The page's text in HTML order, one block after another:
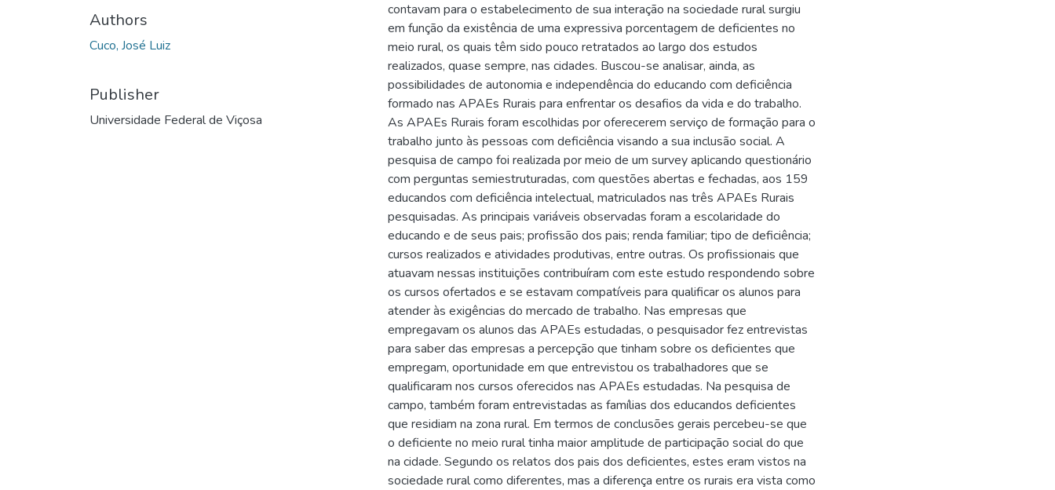
Authors
Cuco, José Luiz
Publisher
Universidade Federal de Viçosa
contavam para o estabelecimento de sua interação na sociedade rural surgiu
em função da existência de uma expressiva porcentagem de deficientes no
meio rural, os quais têm sido pouco retratados ao largo dos estudos
realizados, quase sempre, nas cidades. Buscou-se analisar, ainda, as
possibilidades de autonomia e independência do educando com deficiência
formado nas APAEs Rurais para enfrentar os desafios da vida e do trabalho.
As APAEs Rurais foram escolhidas por oferecerem serviço de formação para o
trabalho junto às pessoas com deficiência visando a sua inclusão social. A
pesquisa de campo foi realizada por meio de um survey aplicando questionário
com perguntas semiestruturadas, com questões abertas e fechadas, aos 159
educandos com deficiência intelectual, matriculados nas três APAEs Rurais
pesquisadas. As principais variáveis observadas foram a escolaridade do
educando e de seus pais; profissão dos pais; renda familiar; tipo de deficiência;
cursos realizados e atividades produtivas, entre outras. Os profissionais que
atuavam nessas instituições contribuíram com este estudo respondendo sobre
os cursos ofertados e se estavam compatíveis para qualificar os alunos para
atender às exigências do mercado de trabalho. Nas empresas que
empregavam os alunos das APAEs estudadas, o pesquisador fez entrevistas
para saber das empresas a percepção que tinham sobre os deficientes que
empregam, oportunidade em que entrevistou os trabalhadores que se
qualificaram nos cursos oferecidos nas APAEs estudadas. Na pesquisa de
campo, também foram entrevistadas as famílias dos educandos deficientes
que residiam na zona rural. Em termos de conclusões gerais percebeu-se que
o deficiente no meio rural tinha maior amplitude de participação social do que
na cidade. Segundo os relatos dos pais dos deficientes, estes eram vistos na
sociedade rural como diferentes, mas a diferença entre os rurais era vista como